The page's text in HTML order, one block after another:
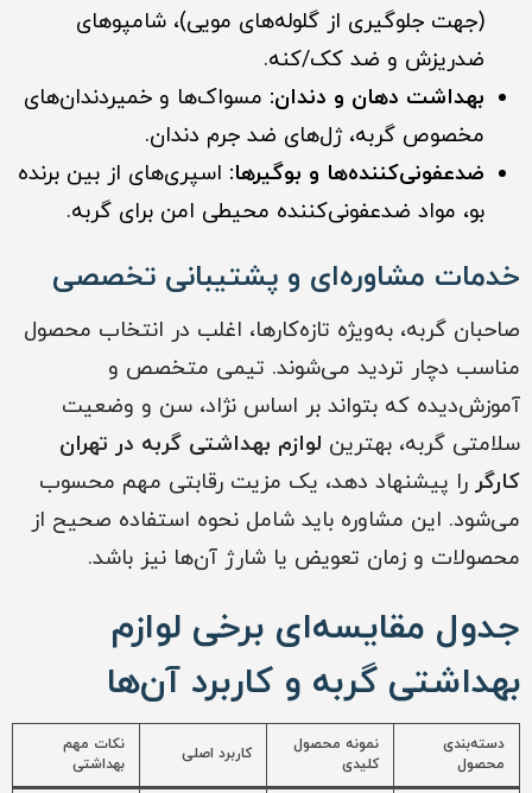
(جهت جلوگیری از گلوله‌های مویی)، شامپوهای
ضدریزش و ضد کک/کنه.
بهداشت دهان و دندان: مسواک‌ها و خمیردندان‌های
مخصوص گربه، ژل‌های ضد جرم دندان.
ضدعفونی‌کننده‌ها و بوگیرها: اسپری‌های از بین برنده
بو، مواد ضدعفونی‌کننده محیطی امن برای گربه.
خدمات مشاوره‌ای و پشتیبانی تخصصی
صاحبان گربه، به‌ویژه تازه‌کارها، اغلب در انتخاب محصول
مناسب دچار تردید می‌شوند. تیمی متخصص و
آموزش‌دیده که بتواند بر اساس نژاد، سن و وضعیت
سلامتی گربه، بهترین لوازم بهداشتی گربه‌ در تهران
کارگر را پیشنهاد دهد، یک مزیت رقابتی مهم محسوب
می‌شود. این مشاوره باید شامل نحوه استفاده صحیح از
محصولات و زمان تعویض یا شارژ آن‌ها نیز باشد.
جدول مقایسه‌ای برخی لوازم
بهداشتی گربه و کاربرد آن‌ها
دسته‌بندی
محصول
نمونه محصول
کلیدی
کاربرد اصلی
نکات مهم
بهداشتی